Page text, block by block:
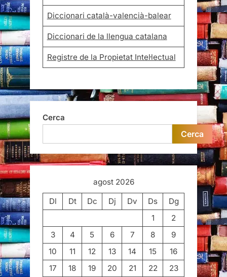
Diccionari català-valencià-balear
Diccionari de la llengua catalana
Registre de la Propietat Intel·lectual
Cerca
Cerca
agost 2026
Dl
Dt Dc Dj Dv Ds
Dg
1
2
3
4 5 6 7 8
9
10
11 12 13 14 15
16
17
18 19 20 21 22
23